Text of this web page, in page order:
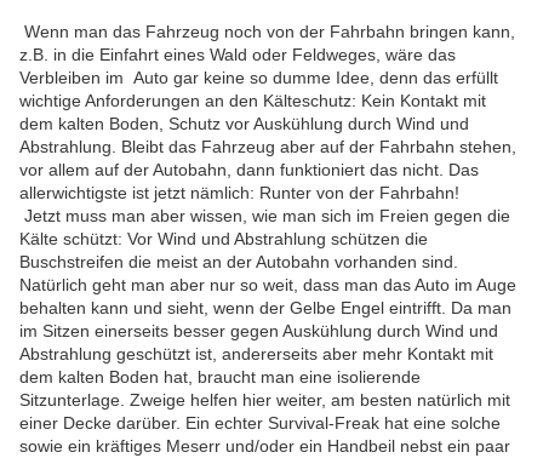
Wenn man das Fahrzeug noch von der Fahrbahn bringen kann,
z.B. in die Einfahrt eines Wald oder Feldweges, wäre das
Verbleiben im Auto gar keine so dumme Idee, denn das erfüllt
wichtige Anforderungen an den Kälteschutz: Kein Kontakt mit
dem kalten Boden, Schutz vor Auskühlung durch Wind und
Abstrahlung. Bleibt das Fahrzeug aber auf der Fahrbahn stehen,
vor allem auf der Autobahn, dann funktioniert das nicht. Das
allerwichtigste ist jetzt nämlich: Runter von der Fahrbahn!
Jetzt muss man aber wissen, wie man sich im Freien gegen die
Kälte schützt: Vor Wind und Abstrahlung schützen die
Buschstreifen die meist an der Autobahn vorhanden sind.
Natürlich geht man aber nur so weit, dass man das Auto im Auge
behalten kann und sieht, wenn der Gelbe Engel eintrifft. Da man
im Sitzen einerseits besser gegen Auskühlung durch Wind und
Abstrahlung geschützt ist, andererseits aber mehr Kontakt mit
dem kalten Boden hat, braucht man eine isolierende
Sitzunterlage. Zweige helfen hier weiter, am besten natürlich mit
einer Decke darüber. Ein echter Survival-Freak hat eine solche
sowie ein kräftiges Meserr und/oder ein Handbeil nebst ein paar